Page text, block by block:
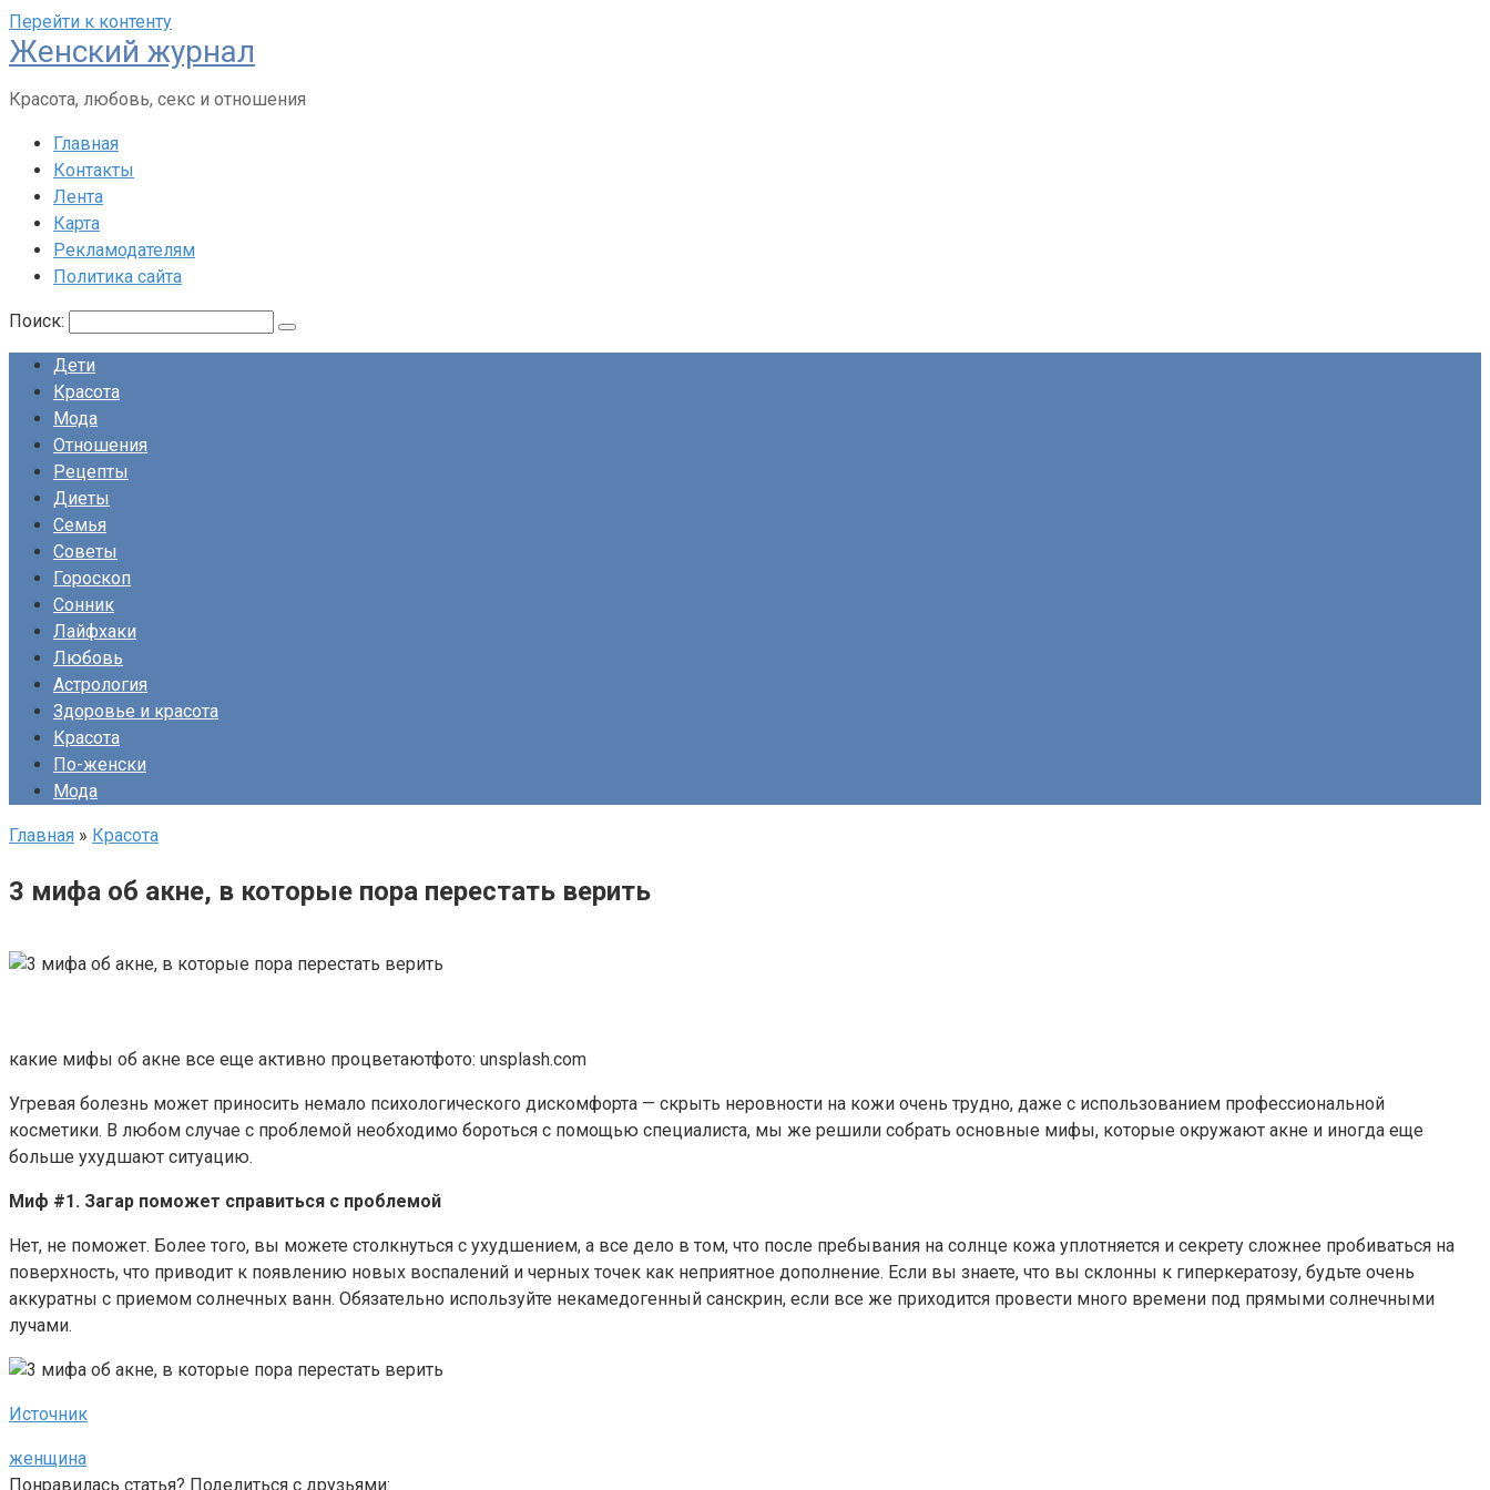
Перейти к контенту
Женский журнал
Красота, любовь, секс и отношения
Главная
Контакты
Лента
Карта
Рекламодателям
Политика сайта
Поиск:
Дети
Красота
Мода
Отношения
Рецепты
Диеты
Семья
Советы
Гороскоп
Сонник
Лайфхаки
Любовь
Астрология
Здоровье и красота
Красота
По-женски
Мода
Главная » Красота
3 мифа об акне, в которые пора перестать верить
какие мифы об акне все еще активно процветаютфото: unsplash.com
Угревая болезнь может приносить немало психологического дискомфорта — скрыть неровности на кожи очень трудно, даже с использованием профессиональной
косметики. В любом случае с проблемой необходимо бороться с помощью специалиста, мы же решили собрать основные мифы, которые окружают акне и иногда еще
больше ухудшают ситуацию.
Миф #1. Загар поможет справиться с проблемой
Нет, не поможет. Более того, вы можете столкнуться с ухудшением, а все дело в том, что после пребывания на солнце кожа уплотняется и секрету сложнее пробиваться на
поверхность, что приводит к появлению новых воспалений и черных точек как неприятное дополнение. Если вы знаете, что вы склонны к гиперкератозу, будьте очень
аккуратны с приемом солнечных ванн. Обязательно используйте некамедогенный санскрин, если все же приходится провести много времени под прямыми солнечными
лучами.
Источник
женщина
Понравилась статья? Поделиться с друзьями: